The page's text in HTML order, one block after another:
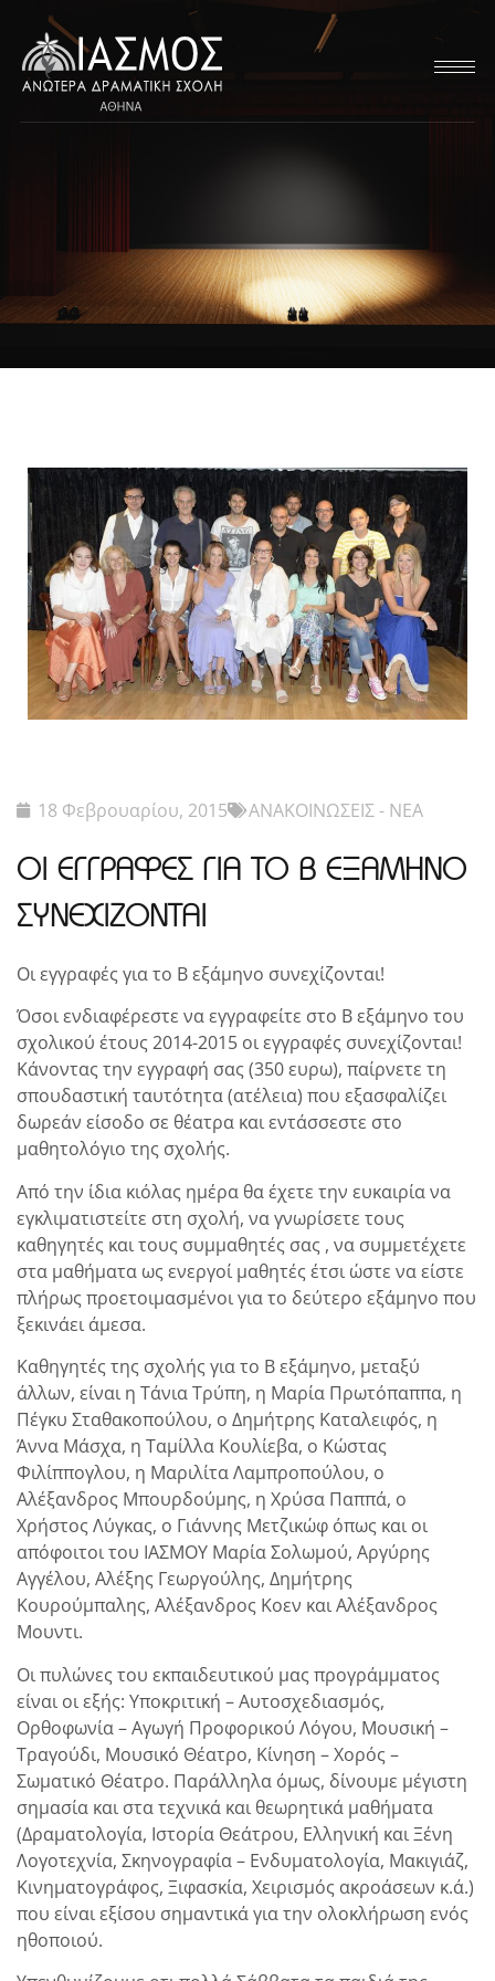
18 Φεβρουαρίου, 2015 ΑΝΑΚΟΙΝΩΣΕΙΣ - ΝΕΑ
ΟΙ ΕΓΓΡΑΦΕΣ ΓΙΑ ΤΟ Β ΕΞΑΜΗΝΟ
ΣΥΝΕΧΙΖΟΝΤΑΙ
Οι εγγραφές για το Β εξάμηνο συνεχίζονται!
Όσοι ενδιαφέρεστε να εγγραφείτε στο Β εξάμηνο του
σχολικού έτους 2014-2015 οι εγγραφές συνεχίζονται!
Κάνοντας την εγγραφή σας (350 ευρω), παίρνετε τη
σπουδαστική ταυτότητα (ατέλεια) που εξασφαλίζει
δωρεάν είσοδο σε θέατρα και εντάσσεστε στο
μαθητολόγιο της σχολής.
Από την ίδια κιόλας ημέρα θα έχετε την ευκαιρία να
εγκλιματιστείτε στη σχολή, να γνωρίσετε τους
καθηγητές και τους συμμαθητές σας , να συμμετέχετε
στα μαθήματα ως ενεργοί μαθητές έτσι ώστε να είστε
πλήρως προετοιμασμένοι για το δεύτερο εξάμηνο που
ξεκινάει άμεσα.
Καθηγητές της σχολής για το Β εξάμηνο, μεταξύ
άλλων, είναι η Τάνια Τρύπη, η Μαρία Πρωτόπαππα, η
Πέγκυ Σταθακοπούλου, o Δημήτρης Καταλειφός, η
Άννα Μάσχα, η Ταμίλλα Κουλίεβα, ο Κώστας
Φιλίππογλου, η Μαριλίτα Λαμπροπούλου, ο
Αλέξανδρος Μπουρδούμης, η Χρύσα Παππά, ο
Χρήστος Λύγκας, ο Γιάννης Μετζικώφ όπως και οι
απόφοιτοι του ΙΑΣΜΟΥ Μαρία Σολωμού, Αργύρης
Αγγέλου, Αλέξης Γεωργούλης, Δημήτρης
Κουρούμπαλης, Αλέξανδρος Κοεν και Αλέξανδρος
Μουντι.
Οι πυλώνες του εκπαιδευτικού μας προγράμματος
είναι οι εξής: Υποκριτική – Αυτοσχεδιασμός,
Ορθοφωνία – Αγωγή Προφορικού Λόγου, Μουσική –
Τραγούδι, Μουσικό Θέατρο, Κίνηση – Χορός –
Σωματικό Θέατρο. Παράλληλα όμως, δίνουμε μέγιστη
σημασία και στα τεχνικά και θεωρητικά μαθήματα
(Δραματολογία, Ιστορία Θεάτρου, Ελληνική και Ξένη
Λογοτεχνία, Σκηνογραφία – Ενδυματολογία, Μακιγιάζ,
Κινηματογράφος, Ξιφασκία, Χειρισμός ακροάσεων κ.ά.)
που είναι εξίσου σημαντικά για την ολοκλήρωση ενός
ηθοποιού.